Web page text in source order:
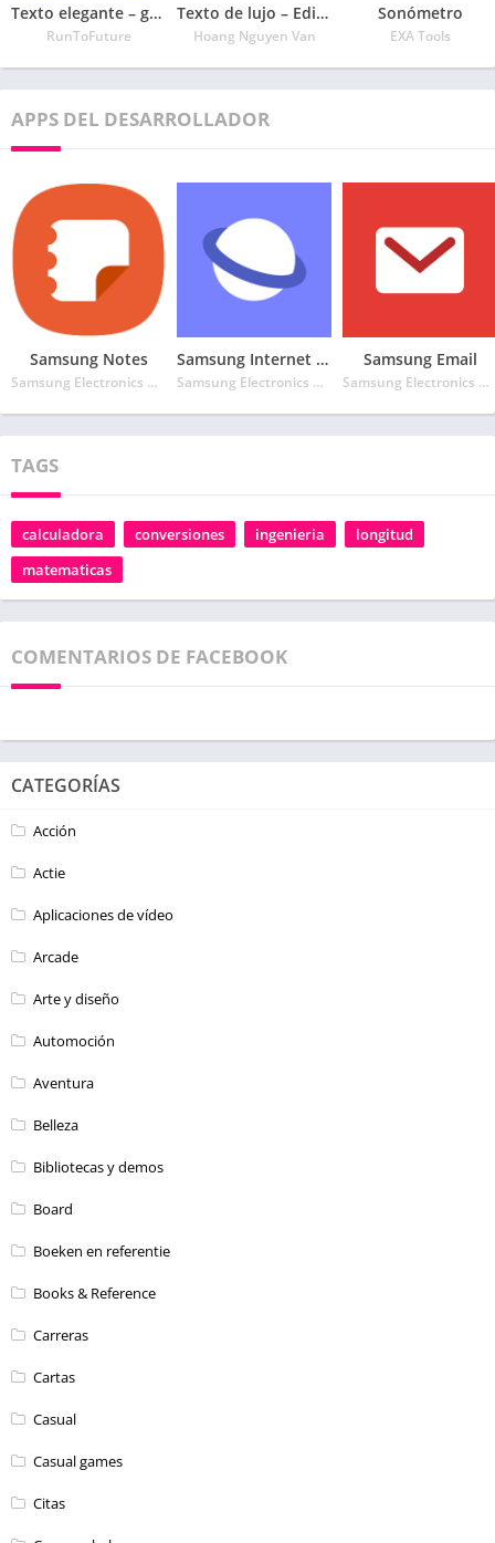
Texto elegante – generador de fuentes geniales
RunToFuture
Texto de lujo – Editor de apodos con símbolos
Hoang Nguyen Van
Sonómetro
EXA Tools
APPS DEL DESARROLLADOR
Samsung Notes
Samsung Electronics Co. Ltd.
Samsung Internet Browser
Samsung Electronics Co. Ltd.
Samsung Email
Samsung Electronics Co. Ltd.
TAGS
calculadora conversiones ingenieria
longitud
matematicas
COMENTARIOS DE FACEBOOK
CATEGORÍAS
Acción
Actie
Aplicaciones de vídeo
Arcade
Arte y diseño
Automoción
Aventura
Belleza
Bibliotecas y demos
Board
Boeken en referentie
Books & Reference
Carreras
Cartas
Casual
Casual games
Citas